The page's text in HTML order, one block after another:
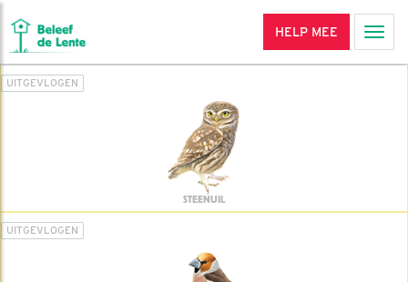
HELP MEE
UITGEVLOGEN
STEENUIL
UITGEVLOGEN